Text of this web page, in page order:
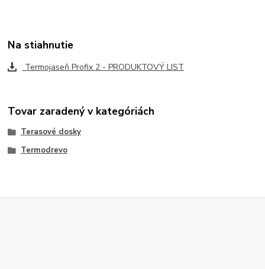
Na stiahnutie
Termojaseň Profix 2 - PRODUKTOVÝ LIST
Tovar zaradený v kategóriách
Terasové dosky
Termodrevo